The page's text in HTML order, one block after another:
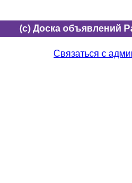
(c) Доска объявлений
Связаться с